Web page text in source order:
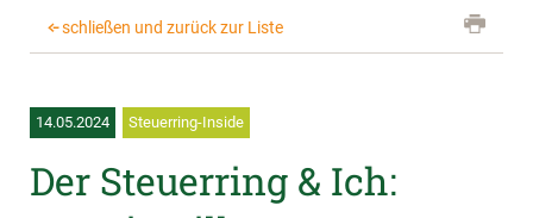
schließen und zurück zur Liste
14.05.2024 Steuerring-Inside
Der Steuerring & Ich: